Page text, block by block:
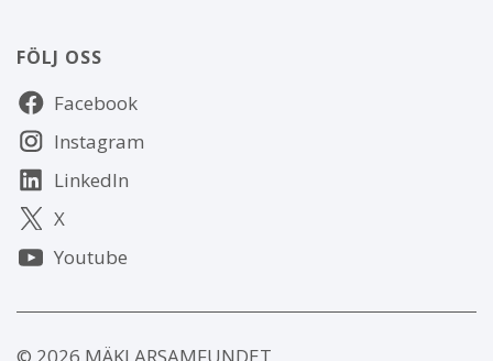
FÖLJ OSS
Följ
oss Facebook
Instagram
LinkedIn
X
Youtube